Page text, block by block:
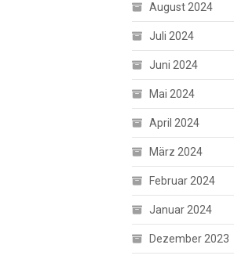
August 2024
Juli 2024
Juni 2024
Mai 2024
April 2024
März 2024
Februar 2024
Januar 2024
Dezember 2023